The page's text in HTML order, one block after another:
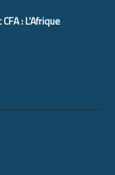
: L’Afrique